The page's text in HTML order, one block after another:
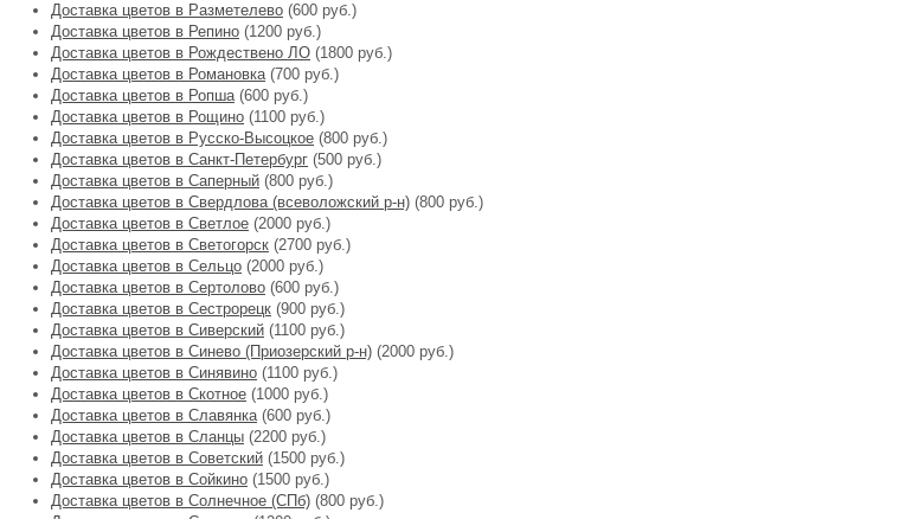
Доставка цветов в Разметелево (600 руб.)
Доставка цветов в Репино (1200 руб.)
Доставка цветов в Рождествено ЛО (1800 руб.)
Доставка цветов в Романовка(700 руб.)
Доставка цветов в Ропша(600 руб.)
Доставка цветов в Рощино (1100 руб.)
Доставка цветов в Русско-Высоцкое (800 руб.)
Доставка цветов в Санкт-Петербург (500 руб.)
Доставка цветов в Саперный (800 руб.)
Доставка цветов в Свердлова (всеволожский р-н) (800 руб.)
Доставка цветов в Светлое (2000 руб.)
Доставка цветов в Светогорск (2700 руб.)
Доставка цветов в Сельцо (2000 руб.)
Доставка цветов в Сертолово (600 руб.)
Доставка цветов в Сестрорецк (900 руб.)
Доставка цветов в Сиверский (1100 руб.)
Доставка цветов в Синево (Приозерский р-н) (2000 руб.)
Доставка цветов в Синявино (1100 руб.)
Доставка цветов в Скотное (1000 руб.)
Доставка цветов в Славянка(600 руб.)
Доставка цветов в Сланцы (2200 руб.)
Доставка цветов в Советский (1500 руб.)
Доставка цветов в Сойкино (1500 руб.)
Доставка цветов в Солнечное (СПб) (800 руб.)